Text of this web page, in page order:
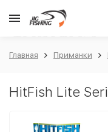
Главная Приманки
HitFish Lite